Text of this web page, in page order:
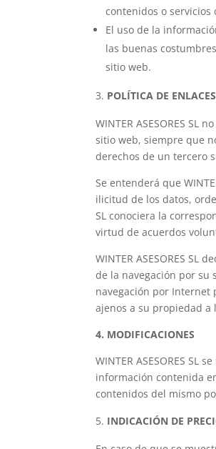
contenidos o
El uso de la
las buenas
sitio web.
POLÍTICA DE
WINTER ASESORES
sitio web, siempre que
derechos de un tercero
Se entenderá que
ilicitud de los datos,
SL conociera la
virtud de acuerdos
WINTER ASESORES
de la navegación por su
navegación por Internet
ajenos a su propiedad a
4. MODIFICACIONES
WINTER ASESORES
información contenida
contenidos del mismo
INDICACIÓN DE